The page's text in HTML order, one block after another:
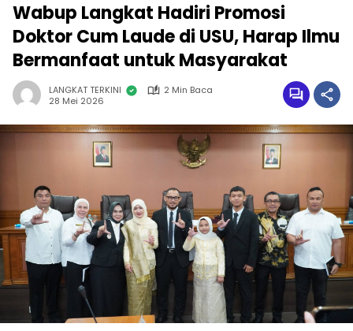
Wabup Langkat Hadiri Promosi
Doktor Cum Laude di USU, Harap Ilmu
Bermanfaat untuk Masyarakat
LANGKAT TERKINI
2 Min Baca
28 Mei 2026